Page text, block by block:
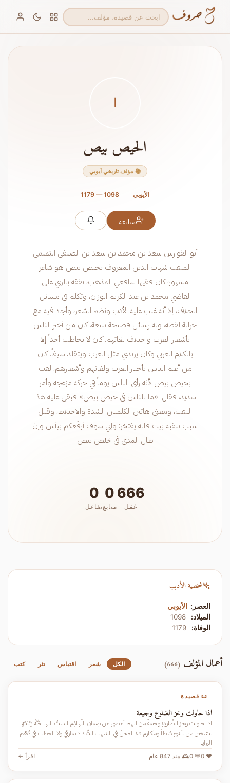
ا
الحيص بيص
📚 مؤلف تاريخي أيوبي
الأيوبي 1098 — 1179
متابعة
أبو الفوارس سعد بن محمد بن سعد بن الصيفي التميمي
الملقب شهاب الدين المعروف بحيص بيص هو شاعر
مشهور؛ كان فقيها شافعي المذهب، تفقه بالري على
القاضي محمد بن عبد الكريم الوزان، وتكلم في مسائل
الخلاف، إلا أنه غلب عليه الأدب ونظم الشعر، وأجاد فيه مع
جزالة لفظه، وله رسائل فصيحة بليغة. كان من أخبر الناس
بأشعار العرب واختلاف لغاتهم. كان لا يخاطب أحداً إلا
بالكلام العربي وكان يرتدي مثل العرب ويتقلد سيفاً. كان
من أعلم الناس بأخبار العرب ولغاتهم وأشعارهم، لقب
بحيص بيص لأنه رأى الناس يوماً في حركة مزعجة وأمر
شديد، فقال: «ما للناس في حيص بيص» فبقي عليه هذا
اللقب، ومعنى هاتين الكلمتين الشدة والاختلاط، وقيل
سبب تلقبه بيت قاله يفتخر: وإني سوف أرفَعكم بيأس وإنْ
طال المدى في حَيْص بيص
666
عَمَل
0
متابع
0
تفاعل
شخصية الأديب
العصر:
الأيوبي
الميلاد:
الوفاة:
أعمال المؤلف (666) الكل شعر اقتباس نثر كتب
📜 قصيدة
اذا حاولت وخز الضلوع وجيعة
اذا حاولت وخز الضُّلوع وجيعةٌ منَ الهم أمضى من صِعان اللَّهاذِمِ لبستُ اليها جُنَّةً زيْنَبيَّةٍ
بنسْجَين من بأسَيْ سُطاَ ومكارمِ فلا المحلُ في الشهب الشِّداد بعارقي ولا الخطب في دُهْم
الرزايا
❤️ 0
💬 0 🕰️ منذ 847 عام اقرأ ←